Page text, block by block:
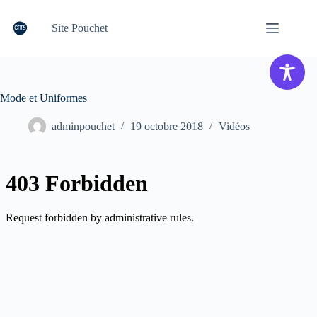
contenu
Site Pouchet
Mode et Uniformes
adminpouchet 19 octobre 2018 Vidéos